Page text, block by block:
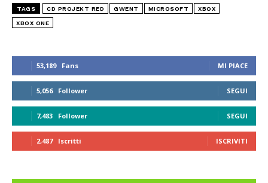
53,189 Fans MI PIACE
5,056 Follower SEGUI
7,483 Follower SEGUI
2,487 Iscritti ISCRIVITI
TAGS CD PROJEKT RED GWENT MICROSOFT XBOX
XBOX ONE